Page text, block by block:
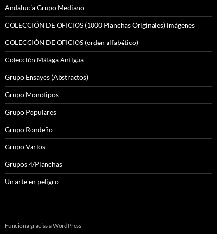
Andalucía Grupo Mediano
COLECCIÓN DE OFICIOS (1000 Planchas Originales) imágenes
COLECCIÓN DE OFICIOS (orden alfabético)
Colección Málaga Antigua
Grupo Ensayos (Abstractos)
Grupo Monotipos
Grupo Populares
Grupo Rondeño
Grupo Varios
Grupos 4/Planchas
Un arte en peligro
Funciona gracias a WordPress